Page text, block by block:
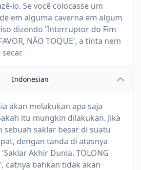
lo. Se você colocasse um
em alguma caverna em algum
dizendo 'Interruptor do Fim
NÃO TOQUE', a tinta nem
Indonesian
akan melakukan apa saja
itu mungkin dilakukan. Jika
sebuah saklar besar di suatu
dengan tanda di atasnya
Akhir Dunia. TOLONG
catnya bahkan tidak akan